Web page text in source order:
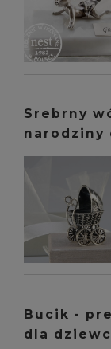
Srebrny
narodziny
Bucik -
dla